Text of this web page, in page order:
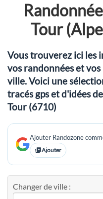
Tour
Vous trouverez ici les
vos randonnées et
ville. Voici une
tracés gps et d'idées
Tour (6710)
Ajouter Randozone
Ajouter
Changer de ville :